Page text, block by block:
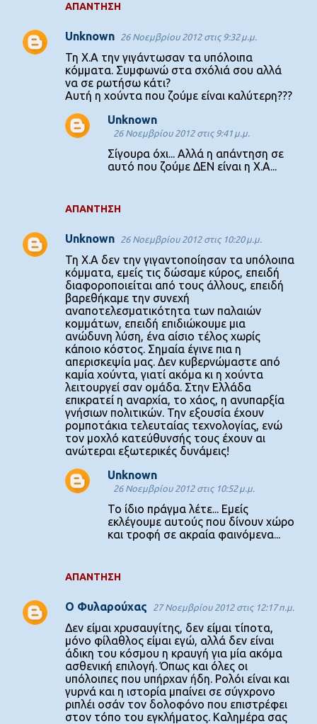
ΑΠΆΝΤΗΣΗ
Unknown 26 Νοεμβρίου 2012 στις 9:32 μ.μ.
Τη Χ.Α την γιγάντωσαν τα υπόλοιπα
κόμματα. Συμφωνώ στα σχόλιά σου αλλά
να σε ρωτήσω κάτι?
Αυτή η χούντα που ζούμε είναι καλύτερη???
ΑΠΆΝΤΗΣΗ
Unknown
26 Νοεμβρίου 2012 στις 9:41 μ.μ.
Σίγουρα όχι... Αλλά η απάντηση σε
αυτό που ζούμε ΔΕΝ είναι η Χ.Α...
Unknown 26 Νοεμβρίου 2012 στις 10:20 μ.μ.
Τη Χ.Α δεν την γιγαντοποίησαν τα υπόλοιπα
κόμματα, εμείς τις δώσαμε κύρος, επειδή
διαφοροποιείται από τους άλλους, επειδή
βαρεθήκαμε την συνεχή
αναποτελεσματικότητα των παλαιών
κομμάτων, επειδή επιδιώκουμε μια
ανώδυνη λύση, ένα αίσιο τέλος χωρίς
κάποιο κόστος. Σημαία έγινε πια η
απερισκεψία μας. Δεν κυβερνώμαστε από
καμία χούντα, γιατί ακόμα κι η χούντα
λειτουργεί σαν ομάδα. Στην Ελλάδα
επικρατεί η αναρχία, το χάος, η ανυπαρξία
γνήσιων πολιτικών. Την εξουσία έχουν
ρομποτάκια τελευταίας τεχνολογίας, ενώ
τον μοχλό κατεύθυνσής τους έχουν αι
ανώτεραι εξωτερικές δυνάμεις!
ΑΠΆΝΤΗΣΗ
Unknown
26 Νοεμβρίου 2012 στις 10:52 μ.μ.
Το ίδιο πράγμα λέτε... Εμείς
εκλέγουμε αυτούς που δίνουν χώρο
και τροφή σε ακραία φαινόμενα...
O Φυλαρούχας 27 Νοεμβρίου 2012 στις 12:17 π.μ.
Δεν είμαι χρυσαυγίτης, δεν είμαι τίποτα,
μόνο φίλαθλος είμαι εγώ, αλλά δεν είναι
άδικη του κόσμου η κραυγή για μία ακόμα
ασθενική επιλογή. Όπως και όλες οι
υπόλοιπες που υπήρχαν ήδη. Ρολόι είναι και
γυρνά και η ιστορία μπαίνει σε σύγχρονο
ριπλέι οσάν τον δολοφόνο που επιστρέφει
στον τόπο του εγκλήματος. Καλημέρα σας